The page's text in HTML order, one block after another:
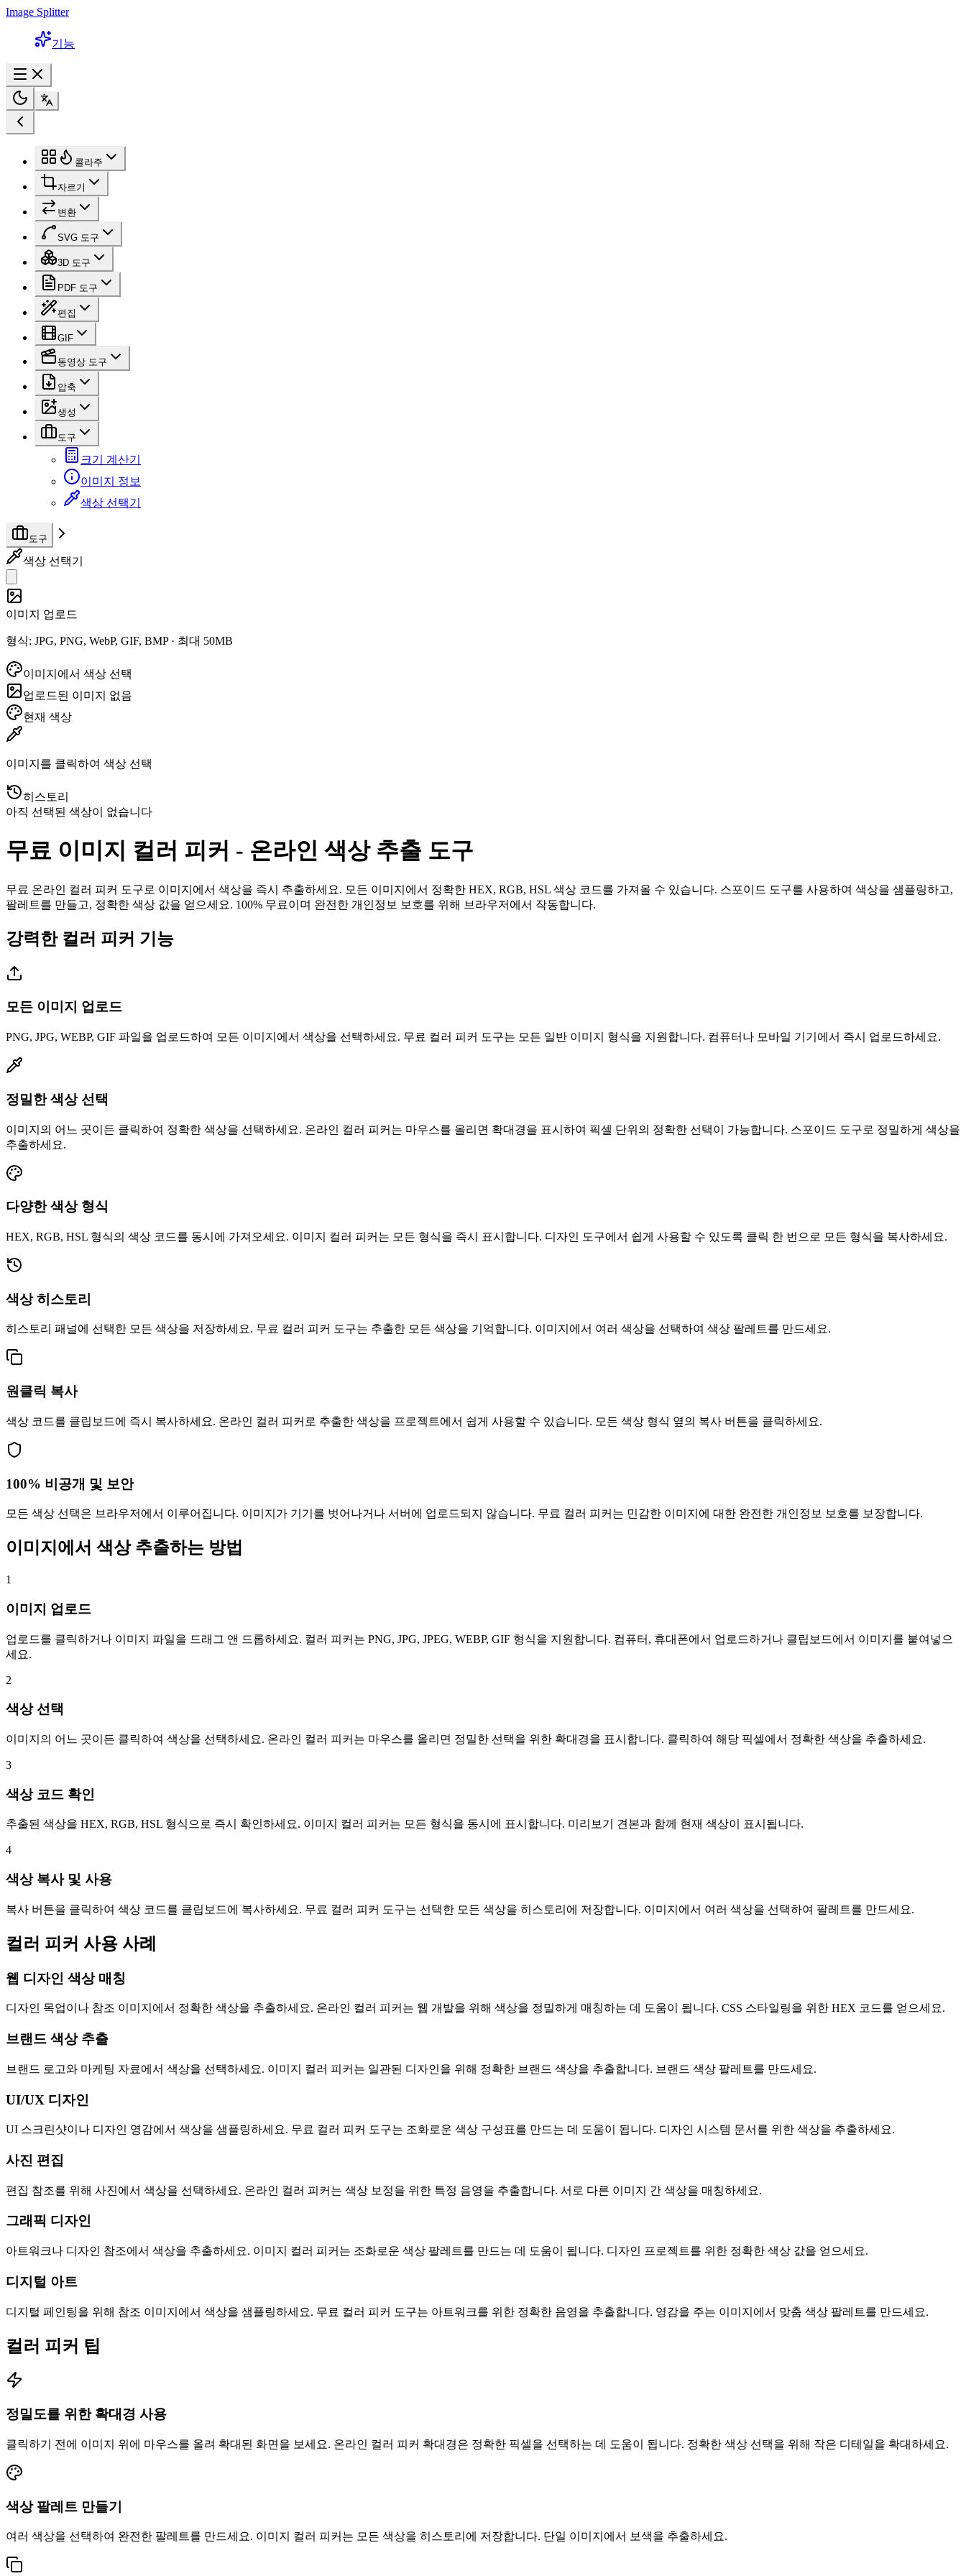
Image Splitter
기능
콜라주
자르기
변환
SVG 도구
3D 도구
PDF 도구
편집
GIF
동영상 도구
압축
생성
도구
크기 계산기
이미지 정보
색상 선택기
도구
색상 선택기
이미지 업로드
형식: JPG, PNG, WebP, GIF, BMP · 최대 50MB
이미지에서 색상 선택
업로드된 이미지 없음
현재 색상
이미지를 클릭하여 색상 선택
히스토리
아직 선택된 색상이 없습니다
무료 이미지 컬러 피커 - 온라인 색상 추출 도구
무료 온라인 컬러 피커 도구로 이미지에서 색상을 즉시 추출하세요. 모든 이미지에서 정확한 HEX, RGB, HSL 색상 코드를 가져올 수 있습니다. 스포이드 도구를 사용하여 색상을 샘플링하고,
팔레트를 만들고, 정확한 색상 값을 얻으세요. 100% 무료이며 완전한 개인정보 보호를 위해 브라우저에서 작동합니다.
강력한 컬러 피커 기능
모든 이미지 업로드
PNG, JPG, WEBP, GIF 파일을 업로드하여 모든 이미지에서 색상을 선택하세요. 무료 컬러 피커 도구는 모든 일반 이미지 형식을 지원합니다. 컴퓨터나 모바일 기기에서 즉시 업로드하세요.
정밀한 색상 선택
이미지의 어느 곳이든 클릭하여 정확한 색상을 선택하세요. 온라인 컬러 피커는 마우스를 올리면 확대경을 표시하여 픽셀 단위의 정확한 선택이 가능합니다. 스포이드 도구로 정밀하게 색상을
추출하세요.
다양한 색상 형식
HEX, RGB, HSL 형식의 색상 코드를 동시에 가져오세요. 이미지 컬러 피커는 모든 형식을 즉시 표시합니다. 디자인 도구에서 쉽게 사용할 수 있도록 클릭 한 번으로 모든 형식을 복사하세요.
색상 히스토리
히스토리 패널에 선택한 모든 색상을 저장하세요. 무료 컬러 피커 도구는 추출한 모든 색상을 기억합니다. 이미지에서 여러 색상을 선택하여 색상 팔레트를 만드세요.
원클릭 복사
색상 코드를 클립보드에 즉시 복사하세요. 온라인 컬러 피커로 추출한 색상을 프로젝트에서 쉽게 사용할 수 있습니다. 모든 색상 형식 옆의 복사 버튼을 클릭하세요.
100% 비공개 및 보안
모든 색상 선택은 브라우저에서 이루어집니다. 이미지가 기기를 벗어나거나 서버에 업로드되지 않습니다. 무료 컬러 피커는 민감한 이미지에 대한 완전한 개인정보 보호를 보장합니다.
이미지에서 색상 추출하는 방법
1
이미지 업로드
업로드를 클릭하거나 이미지 파일을 드래그 앤 드롭하세요. 컬러 피커는 PNG, JPG, JPEG, WEBP, GIF 형식을 지원합니다. 컴퓨터, 휴대폰에서 업로드하거나 클립보드에서 이미지를 붙여넣으
세요.
2
색상 선택
이미지의 어느 곳이든 클릭하여 색상을 선택하세요. 온라인 컬러 피커는 마우스를 올리면 정밀한 선택을 위한 확대경을 표시합니다. 클릭하여 해당 픽셀에서 정확한 색상을 추출하세요.
3
색상 코드 확인
추출된 색상을 HEX, RGB, HSL 형식으로 즉시 확인하세요. 이미지 컬러 피커는 모든 형식을 동시에 표시합니다. 미리보기 견본과 함께 현재 색상이 표시됩니다.
4
색상 복사 및 사용
복사 버튼을 클릭하여 색상 코드를 클립보드에 복사하세요. 무료 컬러 피커 도구는 선택한 모든 색상을 히스토리에 저장합니다. 이미지에서 여러 색상을 선택하여 팔레트를 만드세요.
컬러 피커 사용 사례
웹 디자인 색상 매칭
디자인 목업이나 참조 이미지에서 정확한 색상을 추출하세요. 온라인 컬러 피커는 웹 개발을 위해 색상을 정밀하게 매칭하는 데 도움이 됩니다. CSS 스타일링을 위한 HEX 코드를 얻으세요.
브랜드 색상 추출
브랜드 로고와 마케팅 자료에서 색상을 선택하세요. 이미지 컬러 피커는 일관된 디자인을 위해 정확한 브랜드 색상을 추출합니다. 브랜드 색상 팔레트를 만드세요.
UI/UX 디자인
UI 스크린샷이나 디자인 영감에서 색상을 샘플링하세요. 무료 컬러 피커 도구는 조화로운 색상 구성표를 만드는 데 도움이 됩니다. 디자인 시스템 문서를 위한 색상을 추출하세요.
사진 편집
편집 참조를 위해 사진에서 색상을 선택하세요. 온라인 컬러 피커는 색상 보정을 위한 특정 음영을 추출합니다. 서로 다른 이미지 간 색상을 매칭하세요.
그래픽 디자인
아트워크나 디자인 참조에서 색상을 추출하세요. 이미지 컬러 피커는 조화로운 색상 팔레트를 만드는 데 도움이 됩니다. 디자인 프로젝트를 위한 정확한 색상 값을 얻으세요.
디지털 아트
디지털 페인팅을 위해 참조 이미지에서 색상을 샘플링하세요. 무료 컬러 피커 도구는 아트워크를 위한 정확한 음영을 추출합니다. 영감을 주는 이미지에서 맞춤 색상 팔레트를 만드세요.
컬러 피커 팁
정밀도를 위한 확대경 사용
클릭하기 전에 이미지 위에 마우스를 올려 확대된 화면을 보세요. 온라인 컬러 피커 확대경은 정확한 픽셀을 선택하는 데 도움이 됩니다. 정확한 색상 선택을 위해 작은 디테일을 확대하세요.
색상 팔레트 만들기
여러 색상을 선택하여 완전한 팔레트를 만드세요. 이미지 컬러 피커는 모든 색상을 히스토리에 저장합니다. 단일 이미지에서 보색을 추출하세요.